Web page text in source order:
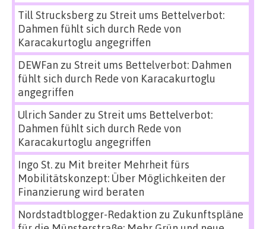
Till Strucksbergzu Streit ums Bettelverbot:
Dahmen fühlt sich durch Rede von
Karacakurtoglu angegriffen
DEWFan zu Streit ums Bettelverbot: Dahmen
fühlt sich durch Rede von Karacakurtoglu
angegriffen
Ulrich Sanderzu Streit ums Bettelverbot:
Dahmen fühlt sich durch Rede von
Karacakurtoglu angegriffen
Ingo St.zu Mit breiter Mehrheit fürs
Mobilitätskonzept: Über Möglichkeiten der
Finanzierung wird beraten
Nordstadtblogger-Redaktion zu Zukunftspläne